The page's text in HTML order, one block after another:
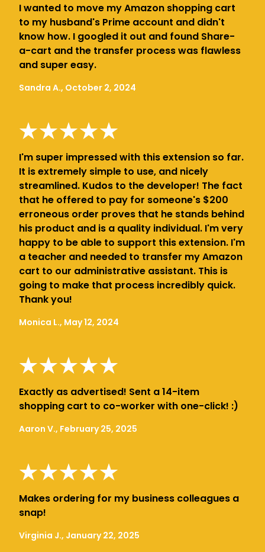
I wanted to move my Amazon shopping cart
to my husband's Prime account and didn't
know how. I googled it out and found Share-
a-cart and the transfer process was flawless
and super easy.
Sandra A., October 2, 2024
I'm super impressed with this extension so far.
It is extremely simple to use, and nicely
streamlined. Kudos to the developer! The fact
that he offered to pay for someone's $200
erroneous order proves that he stands behind
his product and is a quality individual. I'm very
happy to be able to support this extension. I'm
a teacher and needed to transfer my Amazon
cart to our administrative assistant. This is
going to make that process incredibly quick.
Thank you!
Monica L., May 12, 2024
Exactly as advertised! Sent a 14-item
shopping cart to co-worker with one-click! :)
Aaron V., February 25, 2025
Makes ordering for my business colleagues a
snap!
Virginia J., January 22, 2025